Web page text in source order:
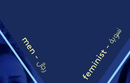
men -
رجال feminist -
نسوية